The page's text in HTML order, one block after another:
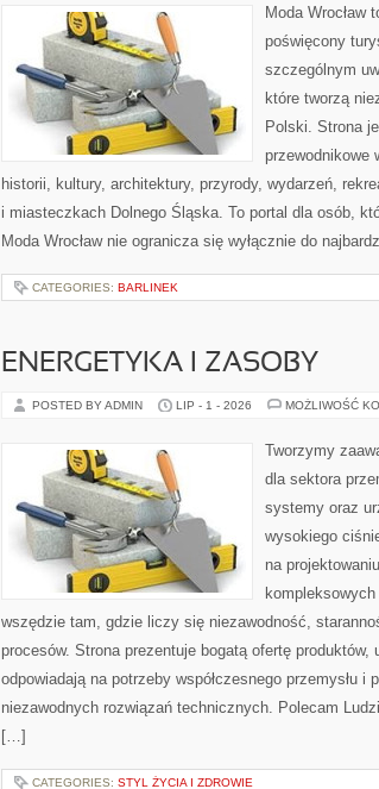
Moda Wrocław
poświęcony
szczególnym
które tworzą
Polski. Strona
przewodnikowe
historii, kultury, architektury, przyrody, wydarzeń,
i miasteczkach Dolnego Śląska. To portal dla osób,
Moda Wrocław nie ogranicza się wyłącznie do
CATEGORIES: BARLINEK
ENERGETYKA I ZASOBY
POSTED BY ADMIN LIP - 1 - 2026 MOŻLIWOŚĆ
Tworzymy
dla sektora
systemy oraz
wysokiego
na
wszędzie tam, gdzie liczy się niezawodność,
procesów. Strona prezentuje bogatą ofertę produktów,
odpowiadają na potrzeby współczesnego przemysłu i
niezawodnych rozwiązań technicznych. Polecam
[…]
CATEGORIES: STYL ŻYCIA I ZDROWIE